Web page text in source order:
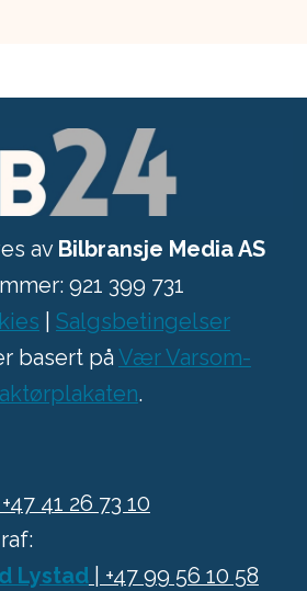
av Bilbransje Media AS
921 399 731
Salgsbetingelser
basert på Vær Varsom-
.
+47 41 26 73 10
Lystad| +47 99 56 10 58